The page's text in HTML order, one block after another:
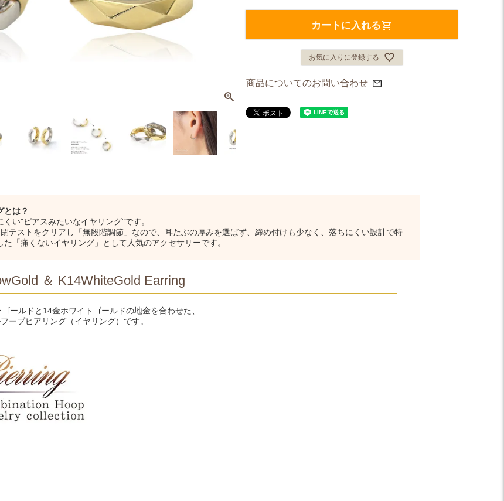
カートに入れる
お気に入りに登録する
商品についてのお問い合わせ
とは？
くい"ピアスみたいなイヤリング"です。
テストをクリアし「無段階調節」なので、耳たぶの厚みを選ばず、締め付けも少なく、落ちにくい設計で特
た「痛くないイヤリング」として人気のアクセサリーです。
＆ K14WhiteGold Earring
ールドと14金ホワイトゴールドの地金を合わせた、
ープピアリング（イヤリング）です。